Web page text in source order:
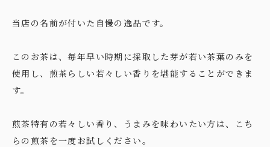
当店の名前が付いた自慢の逸品です。
このお茶は、毎年早い時期に採取した芽が若い茶葉のみを
使用し、煎茶らしい若々しい香りを堪能することができま
す。
煎茶特有の若々しい香り、うまみを味わいたい方は、こち
らの煎茶を一度お試しください。